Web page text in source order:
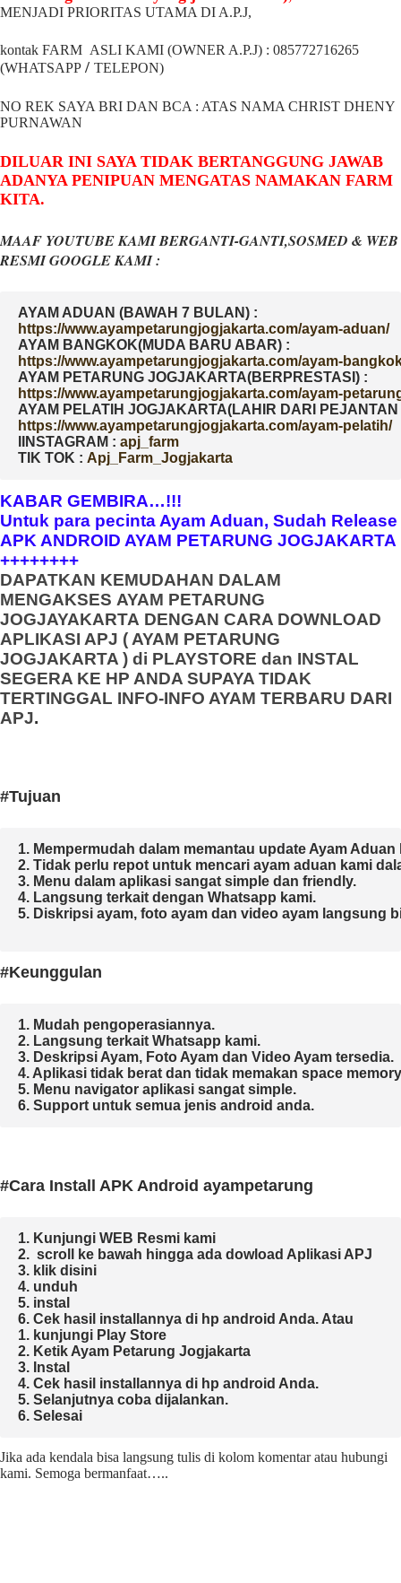
MENJADI PRIORITAS UTAMA DI A.P.J,
kontak FARM ASLI KAMI (OWNER A.P.J) : 085772716265
(WHATSAPP / TELEPON)
NO REK SAYA BRI DAN BCA : ATAS NAMA CHRIST DHENY
PURNAWAN
DILUAR INI SAYA TIDAK BERTANGGUNG JAWAB
ADANYA PENIPUAN MENGATAS NAMAKAN FARM
KITA.
MAAF YOUTUBE KAMI BERGANTI-GANTI,SOSMED & WEB
RESMI GOOGLE KAMI :
AYAM ADUAN (BAWAH 7 BULAN) :
AYAM BANGKOK(MUDA BARU ABAR) :
AYAM PETARUNG JOGJAKARTA(BERPRESTASI) :
AYAM PELATIH JOGJAKARTA(LAHIR DARI
IINSTAGRAM :
TIK TOK : Apj_Farm_Jogjakarta
KABAR GEMBIRA…!!!
Untuk para pecinta Ayam Aduan, Sudah Release
APK ANDROID AYAM PETARUNG JOGJAKARTA
++++++++
DAPATKAN KEMUDAHAN DALAM
MENGAKSES AYAM PETARUNG
JOGJAYAKARTA DENGAN CARA DOWNLOAD
APLIKASI APJ ( AYAM PETARUNG
JOGJAKARTA ) di PLAYSTORE dan INSTAL
SEGERA KE HP ANDA SUPAYA TIDAK
TERTINGGAL INFO-INFO AYAM TERBARU DARI
APJ.
#Tujuan
1. Mempermudah dalam memantau update Ayam Aduan
2. Tidak perlu repot untuk mencari ayam aduan kami
3. Menu dalam aplikasi sangat simple dan friendly.
4. Langsung terkait dengan Whatsapp kami.
5. Diskripsi ayam, foto ayam dan video ayam langsung
#Keunggulan
1. Mudah pengoperasiannya.
2. Langsung terkait Whatsapp kami.
3. Deskripsi Ayam, Foto Ayam dan Video Ayam tersedia.
4. Aplikasi tidak berat dan tidak memakan space
5. Menu navigator aplikasi sangat simple.
6. Support untuk semua jenis android anda.
#Cara Install APK Android ayampetarung
1. Kunjungi WEB Resmi kami
2.  scroll ke bawah hingga ada dowload Aplikasi APJ
3. klik disini
4. unduh
5. instal
6. Cek hasil installannya di hp android Anda. Atau
1. kunjungi Play Store
2. Ketik Ayam Petarung Jogjakarta
3. Instal
4. Cek hasil installannya di hp android Anda.
5. Selanjutnya coba dijalankan.
6. Selesai
Jika ada kendala bisa langsung tulis di kolom komentar atau hubungi
kami. Semoga bermanfaat…..